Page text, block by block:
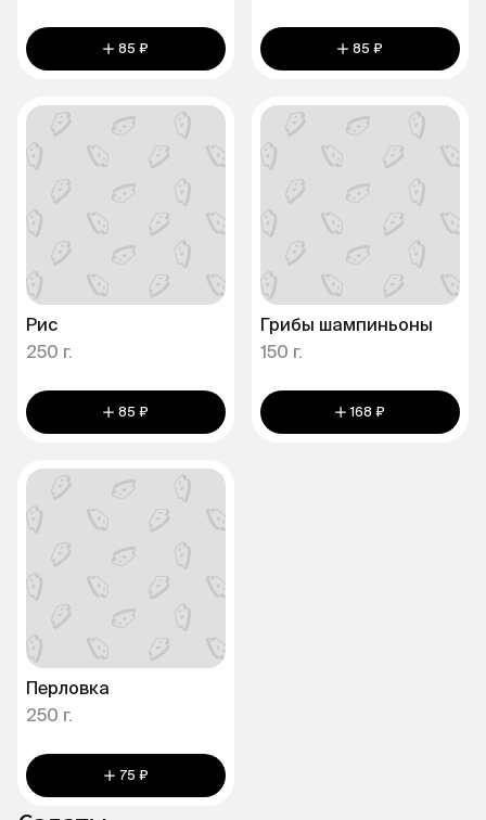
85 ₽ 85 ₽
Рис
250 г.
85 ₽
Грибы шампиньоны
150 г.
168 ₽
Перловка
250 г.
75 ₽